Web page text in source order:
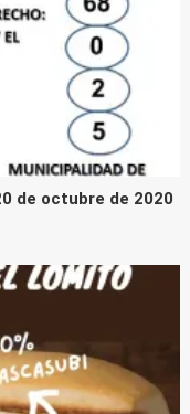
de octubre de 2020